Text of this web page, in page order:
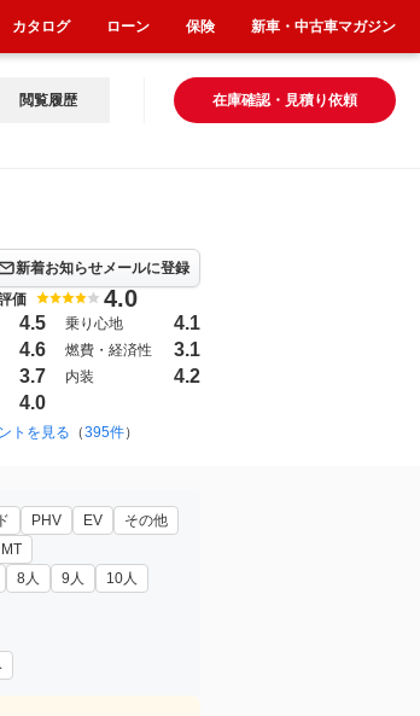
在庫確認・見積り依頼
閲覧履歴
新着お知らせメールに登録
月（45） 1998年5月~2001年6月（120）
価 4.0
4.5 乗り心地 4.1
4.6 燃費・経済性 3.1
3.7 内装 4.2
4.0
トを見る （395件）
PHV EV その他
MT
8人 9人
10人
カタログ ローン 保険 新車・中古車マガジン